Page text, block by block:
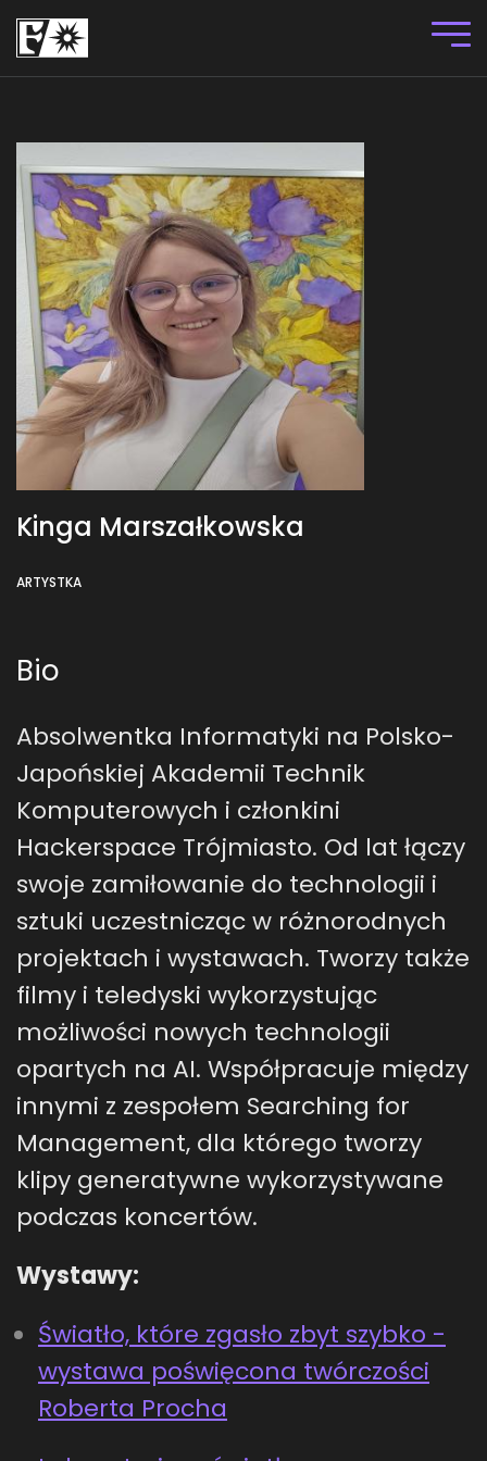
Kinga Marszałkowska
ARTYSTKA
Bio
Absolwentka Informatyki na Polsko-
Japońskiej Akademii Technik
Komputerowych i członkini
Hackerspace Trójmiasto. Od lat łączy
swoje zamiłowanie do technologii i
sztuki uczestnicząc w różnorodnych
projektach i wystawach. Tworzy także
filmy i teledyski wykorzystując
możliwości nowych technologii
opartych na AI. Współpracuje między
innymi z zespołem Searching for
Management, dla którego tworzy
klipy generatywne wykorzystywane
podczas koncertów.
Wystawy:
Światło, które zgasło zbyt szybko -
wystawa poświęcona twórczości
Roberta Procha